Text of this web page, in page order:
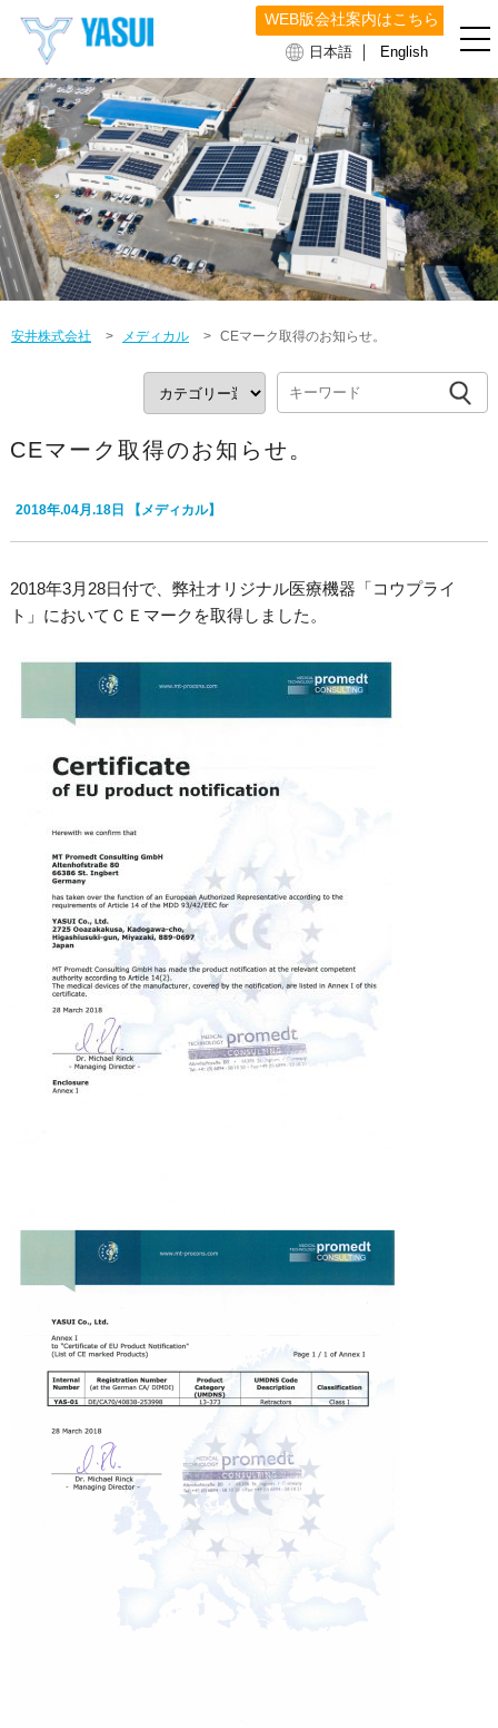
日本語 ｜ English
WEB版会社案内はこちら
安井株式会社 > メディカル > CEマーク取得のお知らせ。
CEマーク取得のお知らせ。
2018年.04月.18日 【メディカル】
2018年3月28日付で、弊社オリジナル医療機器「コウプライ
ト」においてＣＥマークを取得しました。